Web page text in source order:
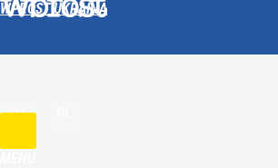
WPROST UKRAINA
UA